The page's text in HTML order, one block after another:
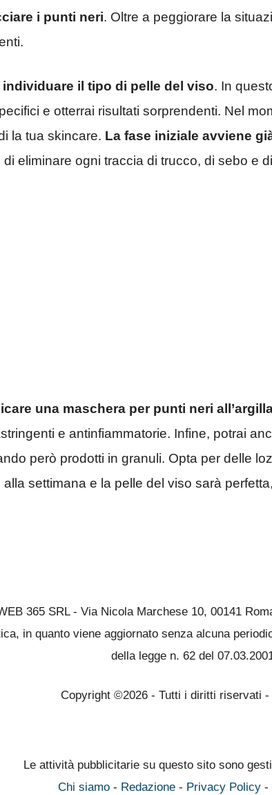
i punti neri. Oltre a peggiorare la
individuare il tipo di pelle del viso. In
e otterrai risultati sorprendenti. Nel
la tua skincare. La fase iniziale avviene
di eliminare ogni traccia di trucco, di sebo e
una maschera per punti neri
e antinfiammatorie. Infine, potrai
però prodotti in granuli. Opta per delle
settimana e la pelle del viso sarà
365 SRL - Via Nicola Marchese 10, 00141
in quanto viene aggiornato senza alcuna
della legge n. 62 del
Copyright ©2026 - Tutti i diritti riservati -
Le attività pubblicitarie su questo sito sono
Chi siamo - Redazione - Privacy Policy -